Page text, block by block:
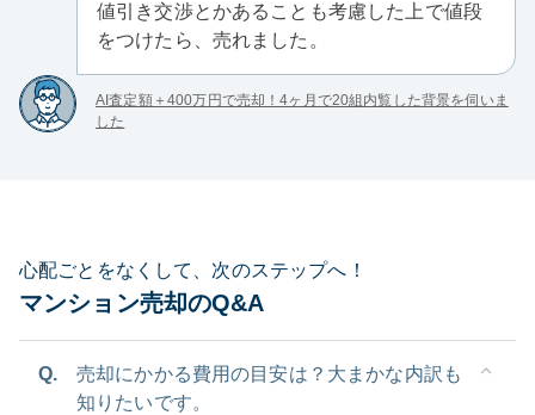
値引き交渉とかあることも考慮した上で値段
をつけたら、売れました。
AI査定額＋400万円で売却！4ヶ月で20組内覧した背景を伺いま
した
心配ごとをなくして、次のステップへ！
マンション売却のQ&A
Q.
売却にかかる費用の目安は？大まかな内訳も
知りたいです。